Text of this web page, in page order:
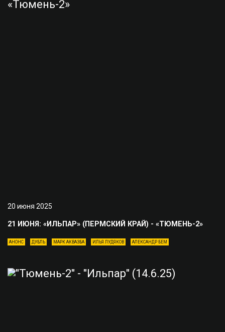
20 июня 2025
21 ИЮНЯ: «ИЛЬПАР» (ПЕРМСКИЙ КРАЙ) - «ТЮМЕНЬ-2»
АНОНС ДУБЛЬ МАРК АКВАЗБА ИЛЬЯ ЛУДЯКОВ АЛЕКСАНДР БЕМ